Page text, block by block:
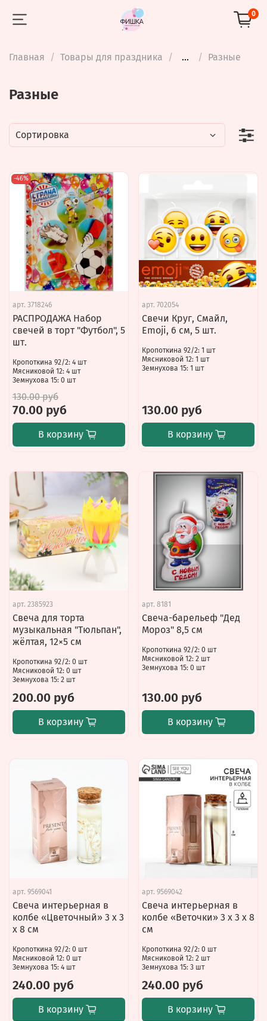
0
Главная Товары для праздника ... Разные
Разные
-46%
арт. 3718246
РАСПРОДАЖА Набор
свечей в торт "Футбол", 5
шт.
Кропоткина 92/2: 4 шт
Мясниковой 12: 4 шт
Земнухова 15: 0 шт
130.00 руб
70.00 руб
В корзину
арт. 702054
Свечи Круг, Смайл,
Emoji, 6 см, 5 шт.
Кропоткина 92/2: 1 шт
Мясниковой 12: 1 шт
Земнухова 15: 1 шт
130.00 руб
В корзину
арт. 2385923
Свеча для торта
музыкальная "Тюльпан",
жёлтая, 12×5 см
Кропоткина 92/2: 0 шт
Мясниковой 12: 0 шт
Земнухова 15: 2 шт
200.00 руб
В корзину
арт. 8181
Свеча-барельеф "Дед
Мороз" 8,5 см
Кропоткина 92/2: 0 шт
Мясниковой 12: 2 шт
Земнухова 15: 0 шт
130.00 руб
В корзину
арт. 9569041
Свеча интерьерная в
колбе «Цветочный» 3 х 3
х 8 см
Кропоткина 92/2: 0 шт
Мясниковой 12: 0 шт
Земнухова 15: 4 шт
240.00 руб
В корзину
арт. 9569042
Свеча интерьерная в
колбе «Веточки» 3 х 3 х 8
см
Кропоткина 92/2: 0 шт
Мясниковой 12: 2 шт
Земнухова 15: 3 шт
240.00 руб
В корзину